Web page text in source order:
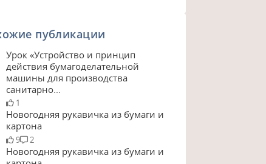
публикации
Урок «Устройство и принцип
действия бумагоделательной
машины для производства
санитарно...
1
Новогодняя рукавичка из бумаги и
картона
9 2
Новогодняя рукавичка из бумаги и